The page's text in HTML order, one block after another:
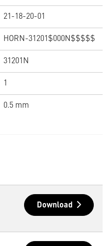
21-18-20-01
HORN-31201$000N$$$$$
31201N
1
0.5 mm
Download